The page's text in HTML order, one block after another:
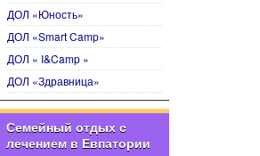
ДОЛ «Юность»
ДОЛ «Smart Camp»
ДОЛ « I&Camp »
ДОЛ «Здравница»
Семейный отдых с
лечением в Евпатории